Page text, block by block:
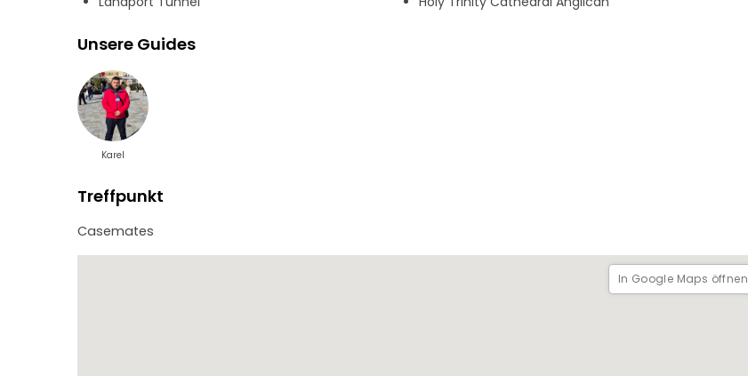
Maurenzeit, die spanische und britische Herrschaft bis hin zur heutigen pulsierenden Gemeinschaft. Es
erwecken.
Unsere Guides
Karel
Treffpunkt
Casemates
In Google Maps öffnen